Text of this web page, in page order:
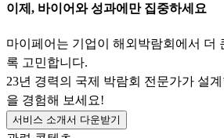
이제, 바이어와 성과에만 집중하세요
마이페어는 기업이 해외박람회에서 더
록 고민합니다.
23년 경력의 국제 박람회 전문가가 설
을 경험해 보세요!
서비스 소개서 다운받기